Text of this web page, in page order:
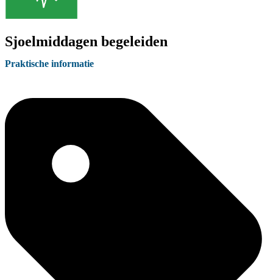
Sjoelmiddagen begeleiden
Praktische informatie